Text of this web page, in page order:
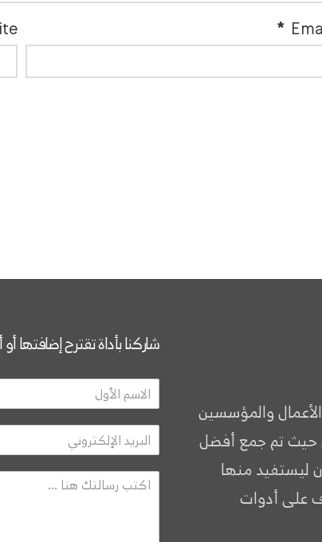
*
شاركنا بأداة تقترح إضافتها
والمؤسسين
حيث تم جمع أفضل
ليستفيد منها
على أدوات